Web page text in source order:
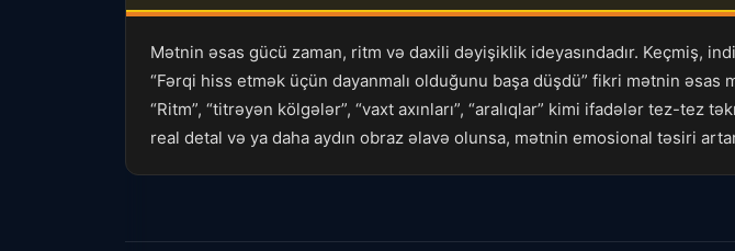
Mətnin əsas gücü zaman, ritm və daxili dəyişiklik ideyasındadır. Keçmiş,
“Fərqi hiss etmək üçün dayanmalı olduğunu başa düşdü” fikri mətnin
“Ritm”, “titrəyən kölgələr”, “vaxt axınları”, “aralıqlar” kimi ifadələr tez-
real detal və ya daha aydın obraz əlavə olunsa, mətnin emosional təsiri